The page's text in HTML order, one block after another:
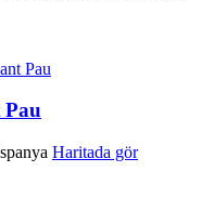
Pau
Haritada gör